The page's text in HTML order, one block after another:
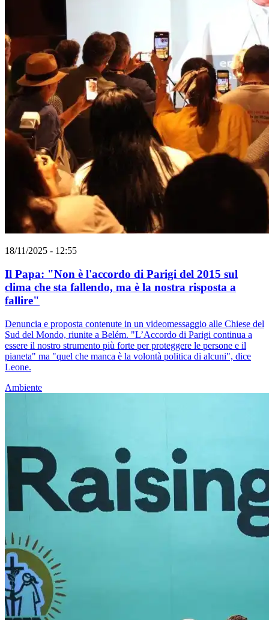
18/11/2025 - 12:55
Il Papa: "Non è l'accordo di Parigi del 2015 sul
clima che sta fallendo, ma è la nostra risposta a
fallire"
Denuncia e proposta contenute in un videomessaggio alle Chiese del
Sud del Mondo, riunite a Belém. "L’Accordo di Parigi continua a
essere il nostro strumento più forte per proteggere le persone e il
pianeta" ma "quel che manca è la volontà politica di alcuni", dice
Leone.
Ambiente